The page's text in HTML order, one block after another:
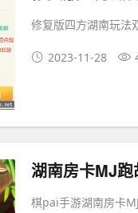
修复版四方湖南玩法
2023-11-28
湖南房卡MJ
棋pai手游湖南房卡